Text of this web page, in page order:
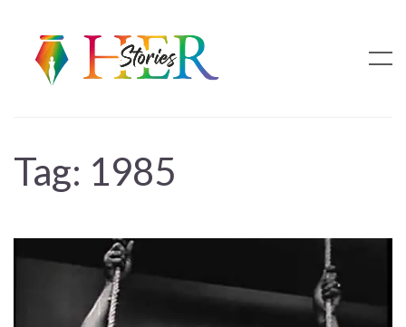
Tag: 1985